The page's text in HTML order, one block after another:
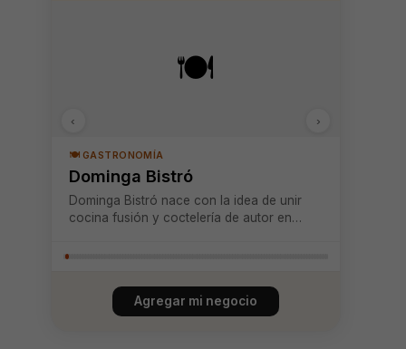
🍽️
🍽️ GASTRONOMÍA
Dominga Bistró
Dominga Bistró nace con la idea de unir
cocina fusión y coctelería de autor en
hecho y a crear ambientes que invitan a
quedarse u...
‹ ›
Agregar mi negocio